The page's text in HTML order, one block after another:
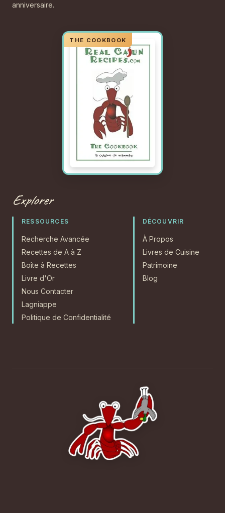
anniversaire.
Explorer
RESSOURCES
Recherche Avancée
Recettes de A à Z
Boîte à Recettes
Livre d'Or
Nous Contacter
Lagniappe
Politique de Confidentialité
DÉCOUVRIR
À Propos
Livres de Cuisine
Patrimoine
Blog